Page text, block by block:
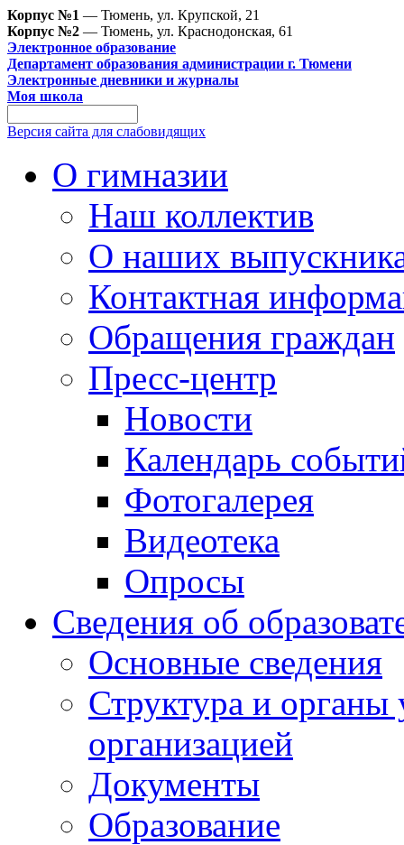
Корпус №1 — Тюмень, ул. Крупской, 21
Корпус №2 — Тюмень, ул. Краснодонская, 61
Электронное образование
Департамент образования администрации г. Тюмени
Электронные дневники и журналы
Моя школа
Версия сайта для слабовидящих
О гимназии
Наш коллектив
О наших
Контактная
Обращения граждан
Пресс-центр
Новости
Календарь
Фотогалерея
Видеотека
Опросы
Сведения об
Основные сведения
Структура и органы
организацией
Документы
Образование